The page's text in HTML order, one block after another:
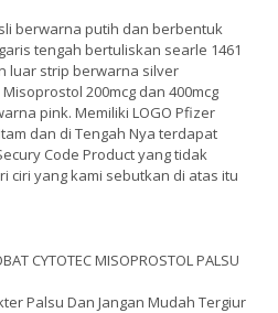
berwarna putih dan berbentuk
tengah bertuliskan searle 1461
luar strip berwarna silver
200mcg dan 400mcg
pink. Memiliki LOGO Pfizer
dan di Tengah Nya terdapat
Code Product yang tidak
ciri yang kami sebutkan di atas itu
CYTOTEC MISOPROSTOL PALSU
Palsu Dan Jangan Mudah Tergiur